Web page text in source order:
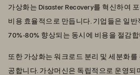
가상화는 Disaster Recovery를 혁신하여
비용 효율적으로 만듭니다. 기업들은 일반
70%-80% 향상되는 동시에 비용을 절감합
또한 가상화는 워크로드 분리 및 세분화를
공합니다. 가상머신은 독립적으로 운영되